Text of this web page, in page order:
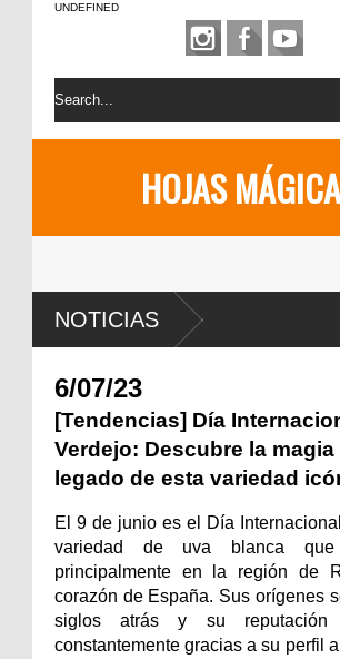
UNDEFINED
HOJAS
NOTICIAS
6/07/23
[Tendencias] Día
Verdejo: Descubre la magia
legado de esta variedad
El 9 de junio es el Día
variedad de uva blanca
principalmente en la región de
corazón de España. Sus orígenes
siglos atrás y su reputación
constantemente gracias a su perfil